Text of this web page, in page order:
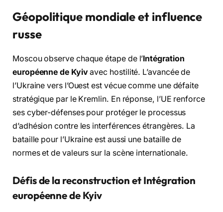
Géopolitique mondiale et influence
russe
Moscou observe chaque étape de l’Intégration
européenne de Kyivavec hostilité. L’avancée de
l’Ukraine vers l’Ouest est vécue comme une défaite
stratégique par le Kremlin. En réponse, l’UE renforce
ses cyber-défenses pour protéger le processus
d’adhésion contre les interférences étrangères. La
bataille pour l’Ukraine est aussi une bataille de
normes et de valeurs sur la scène internationale.
Défis de la reconstruction et Intégration
européenne de Kyiv